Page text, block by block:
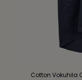
Cotton Vokuhila